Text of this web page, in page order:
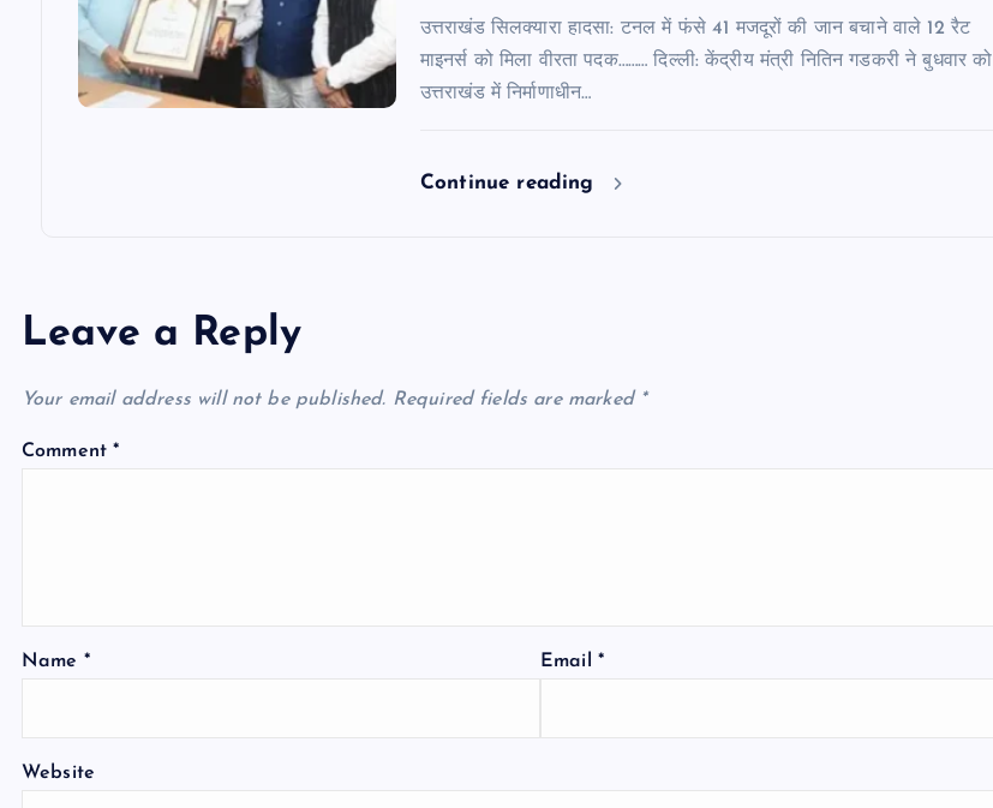
उत्तराखंड सिलक्यारा हादसा: टनल में फंसे 41 मजदूरों की जान बचाने वाले 12 रैट
माइनर्स को मिला वीरता पदक……… दिल्ली: केंद्रीय मंत्री नितिन गडकरी ने बुधवार को
उत्तराखंड में निर्माणाधीन…
Continue reading
Leave a Reply
Your email address will not be published. Required fields are marked *
Comment*
Name * Email *
Website